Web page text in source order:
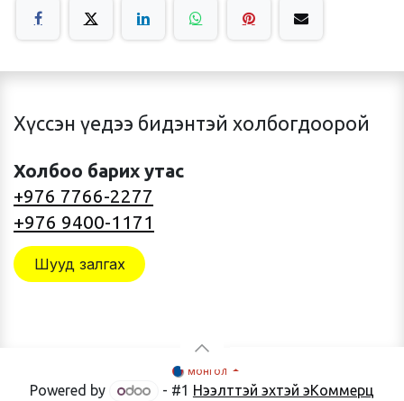
Хүссэн үедээ бидэнтэй холбогдоорой
Холбоо барих утас
+976 7766-2277
+976 9400-1171
Шууд залгах
монгол
Powered by - #1 Нээлттэй эхтэй эКоммерц